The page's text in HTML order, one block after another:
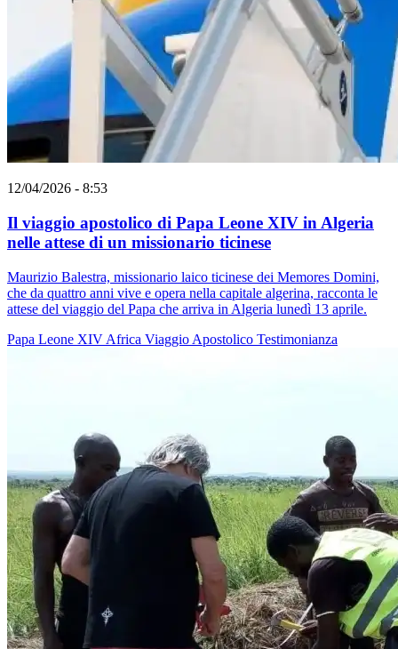
12/04/2026 - 8:53
Il viaggio apostolico di Papa Leone XIV in Algeria
nelle attese di un missionario ticinese
Maurizio Balestra, missionario laico ticinese dei Memores Domini,
che da quattro anni vive e opera nella capitale algerina, racconta le
attese del viaggio del Papa che arriva in Algeria lunedì 13 aprile.
Papa Leone XIV Africa Viaggio Apostolico Testimonianza